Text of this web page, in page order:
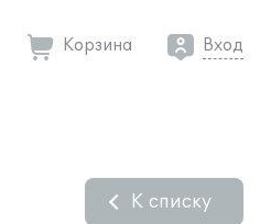
Корзина Вход
К списку